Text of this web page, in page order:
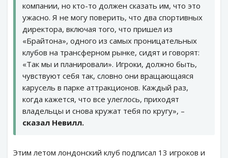
компании, но кто-то должен сказать им, что это
ужасно. Я не могу поверить, что два спортивных
директора, включая того, что пришел из
«Брайтона», одного из самых проницательных
клубов на трансферном рынке, сидят и говорят:
«Так мы и планировали». Игроки, должно быть,
чувствуют себя так, словно они вращающаяся
карусель в парке аттракционов. Каждый раз,
когда кажется, что все улеглось, приходят
владельцы и снова кружат тебя по кругу», –
сказал Невилл.
Этим летом лондонский клуб подписал 13 игроков и